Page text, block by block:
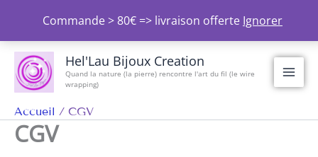
Commande > 80€ => livraison offerte Ignorer
contenu
Hel'Lau Bijoux Creation
Quand la nature (la pierre) rencontre l'art du fil (le wire
wrapping)
Accueil CGV
CGV